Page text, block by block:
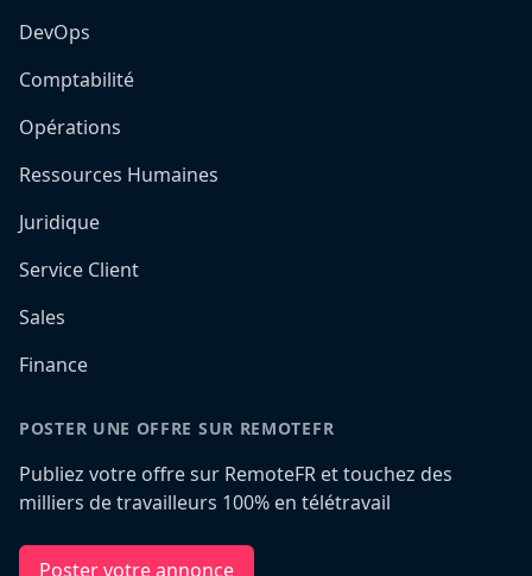
DevOps
Comptabilité
Opérations
Ressources Humaines
Juridique
Service Client
Sales
Finance
POSTER UNE OFFRE SUR REMOTEFR
Publiez votre offre sur RemoteFR et touchez des
milliers de travailleurs 100% en télétravail
Poster votre annonce